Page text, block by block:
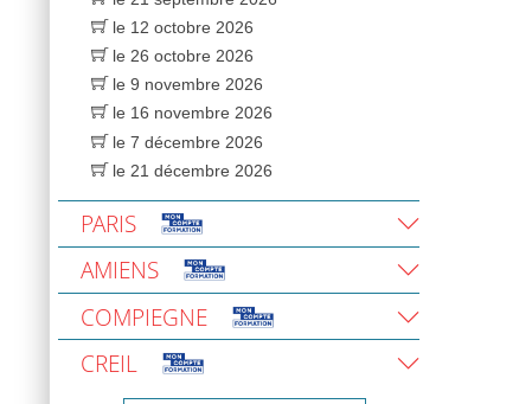
le 12 octobre 2026
le 26 octobre 2026
le 9 novembre 2026
le 16 novembre 2026
le 7 décembre 2026
le 21 décembre 2026
PARIS
AMIENS
COMPIEGNE
CREIL